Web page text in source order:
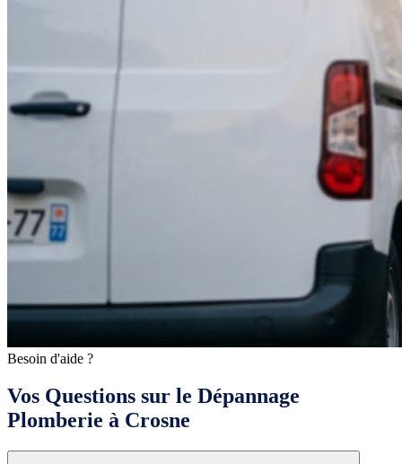
Besoin d'aide ?
Vos Questions sur le Dépannage
Plomberie à Crosne